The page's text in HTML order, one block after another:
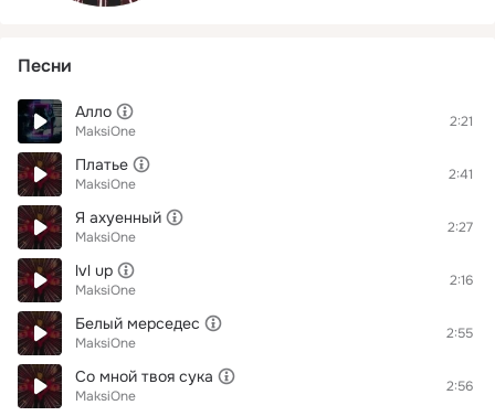
Песни
Алло
MaksiOne
2:21
Платье
MaksiOne
2:41
Я ахуенный
MaksiOne
2:27
lvl up
MaksiOne
2:16
Белый мерседес
MaksiOne
2:55
Со мной твоя сука
MaksiOne
2:56